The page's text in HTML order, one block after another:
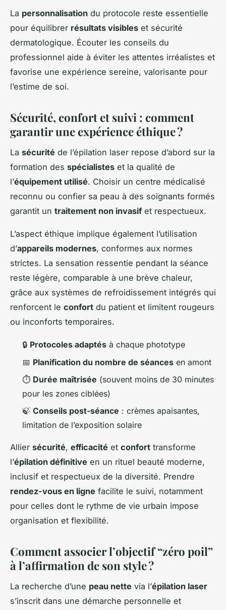
La personnalisation du protocole reste essentielle
pour équilibrer résultats visibles et sécurité
dermatologique. Écouter les conseils du
professionnel aide à éviter les attentes irréalistes et
favorise une expérience sereine, valorisante pour
l’estime de soi.
Sécurité, confort et suivi : comment
garantir une expérience éthique ?
La sécurité de l’épilation laser repose d’abord sur la
formation des spécialistes et la qualité de
l’équipement utilisé. Choisir un centre médicalisé
reconnu ou confier sa peau à des soignants formés
garantit un traitement non invasifet respectueux.
L’aspect éthique implique également l’utilisation
d’appareils modernes, conformes aux normes
strictes. La sensation ressentie pendant la séance
reste légère, comparable à une brève chaleur,
grâce aux systèmes de refroidissement intégrés qui
renforcent le confort du patient et limitent rougeurs
ou inconforts temporaires.
🔒 Protocoles adaptés à chaque phototype
📅 Planification du nombre de séances en amont
⏱️ Durée maîtrisée (souvent moins de 30 minutes
pour les zones ciblées)
🍃 Conseils post-séance : crèmes apaisantes,
limitation de l’exposition solaire
Allier sécurité, efficacité et confort transforme
l’épilation définitive en un rituel beauté moderne,
inclusif et respectueux de la diversité. Prendre
rendez-vous en ligne facilite le suivi, notamment
pour celles dont le rythme de vie urbain impose
organisation et flexibilité.
Comment associer l’objectif “zéro poil”
à l’affirmation de son style ?
La recherche d’une peau nette via l’épilation laser
s’inscrit dans une démarche personnelle et